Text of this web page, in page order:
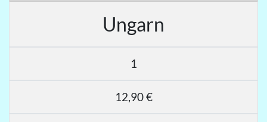
Ungarn
1
12,90 €